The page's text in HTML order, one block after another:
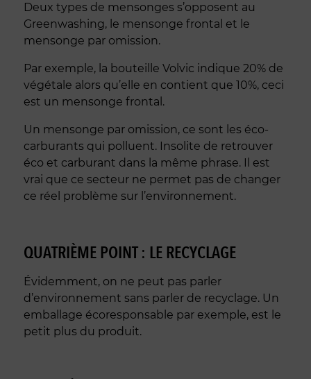
Deux types de mensonges s’opposent au
Greenwashing, le mensonge frontal et le
mensonge par omission.
Par exemple, la bouteille Volvic indique 20% de
végétale alors qu’elle en contient que 10%, ceci
est un mensonge frontal.
Un mensonge par omission, ce sont les éco-
carburants qui polluent. Insolite de retrouver
éco et carburant dans la même phrase. Il est
vrai que ce secteur ne permet pas de changer
ce réel problème sur l’environnement.
QUATRIÈME POINT : LE RECYCLAGE
Évidemment, on ne peut pas parler
d’environnement sans parler de recyclage. Un
emballage écoresponsable par exemple, est le
petit plus du produit.